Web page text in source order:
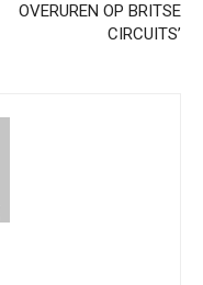
OVERUREN OP BRITSE
CIRCUITS’